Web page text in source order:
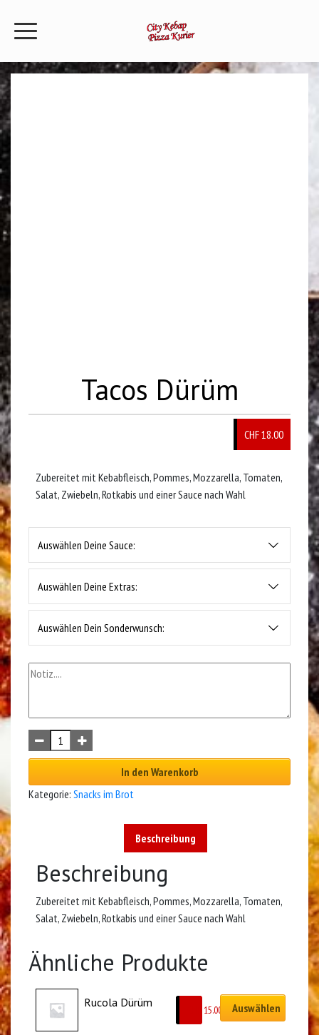
Tacos Dürüm
CHF 18.00
Zubereitet mit Kebabfleisch, Pommes, Mozzarella, Tomaten,
Salat, Zwiebeln, Rotkabis und einer Sauce nach Wahl
Auswählen Deine Sauce:
Auswählen Deine Extras:
Auswählen Dein Sonderwunsch:
In den Warenkorb
Kategorie: Snacks im Brot
Beschreibung
Beschreibung
Zubereitet mit Kebabfleisch, Pommes, Mozzarella, Tomaten,
Salat, Zwiebeln, Rotkabis und einer Sauce nach Wahl
Ähnliche Produkte
Rucola Dürüm
15.00 Auswählen